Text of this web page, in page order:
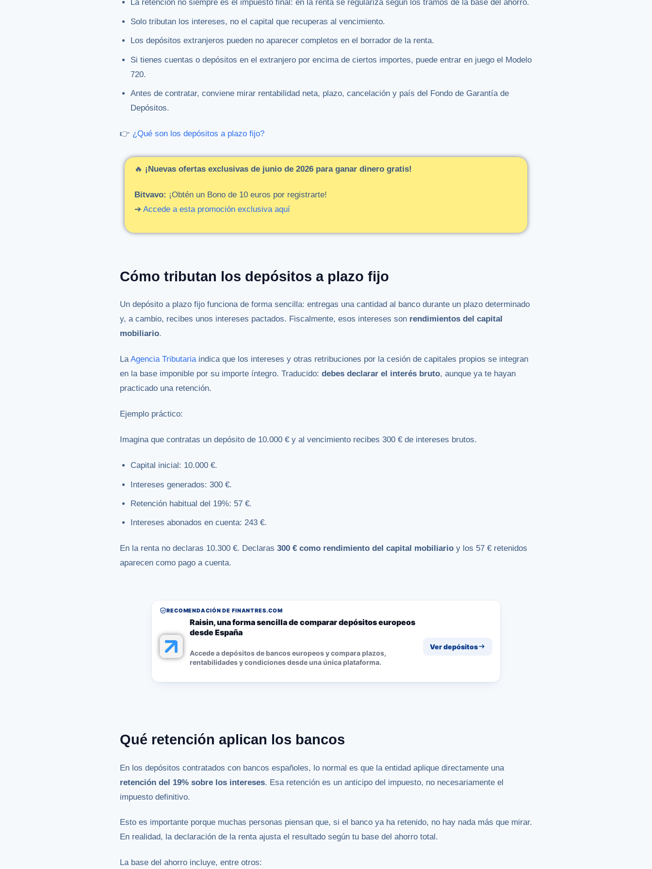
La retención no siempre es el impuesto final: en la renta se regulariza según los tramos de la base del ahorro.
Solo tributan los intereses, no el capital que recuperas al vencimiento.
Los depósitos extranjeros pueden no aparecer completos en el borrador de la renta.
Si tienes cuentas o depósitos en el extranjero por encima de ciertos importes, puede entrar en juego el Modelo
720.
Antes de contratar, conviene mirar rentabilidad neta, plazo, cancelación y país del Fondo de Garantía de
Depósitos.
👉 ¿Qué son los depósitos a plazo fijo?
🔥 ¡Nuevas ofertas exclusivas de junio de 2026 para ganar dinero gratis!
Bitvavo: ¡Obtén un Bono de 10 euros por registrarte!
➔ Accede a esta promoción exclusiva aquí
Cómo tributan los depósitos a plazo fijo
Un depósito a plazo fijo funciona de forma sencilla: entregas una cantidad al banco durante un plazo determinado
y, a cambio, recibes unos intereses pactados. Fiscalmente, esos intereses son rendimientos del capital
mobiliario.
LaAgencia Tributariaindica que los intereses y otras retribuciones por la cesión de capitales propios se integran
en la base imponible por su importe íntegro. Traducido: debes declarar el interés bruto, aunque ya te hayan
practicado una retención.
Ejemplo práctico:
Imagina que contratas un depósito de 10.000 € y al vencimiento recibes 300 € de intereses brutos.
Capital inicial: 10.000 €.
Intereses generados: 300 €.
Retención habitual del 19%: 57 €.
Intereses abonados en cuenta: 243 €.
En la renta no declaras 10.300 €. Declaras 300 € como rendimiento del capital mobiliario y los 57 € retenidos
aparecen como pago a cuenta.
RECOMENDACIÓN DE FINANTRES.COM
Raisin, una forma sencilla de comparar depósitos europeos
desde España
Accede a depósitos de bancos europeos y compara plazos,
rentabilidades y condiciones desde una única plataforma.
Ver depósitos
Qué retención aplican los bancos
En los depósitos contratados con bancos españoles, lo normal es que la entidad aplique directamente una
retención del 19% sobre los intereses. Esa retención es un anticipo del impuesto, no necesariamente el
impuesto definitivo.
Esto es importante porque muchas personas piensan que, si el banco ya ha retenido, no hay nada más que mirar.
En realidad, la declaración de la renta ajusta el resultado según tu base del ahorro total.
La base del ahorro incluye, entre otros: